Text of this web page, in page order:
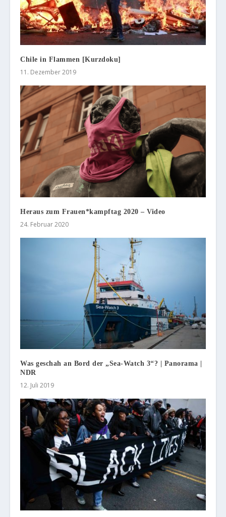
Chile in Flammen [Kurzdoku]
11. Dezember 2019
Heraus zum Frauen*kampftag 2020 – Video
24. Februar 2020
Was geschah an Bord der „Sea-Watch 3“? | Panorama |
NDR
12. Juli 2019